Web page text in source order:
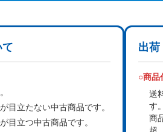
目立たない中古商品です。
目立つ中古商品です。
出荷
○商品
送
す
商